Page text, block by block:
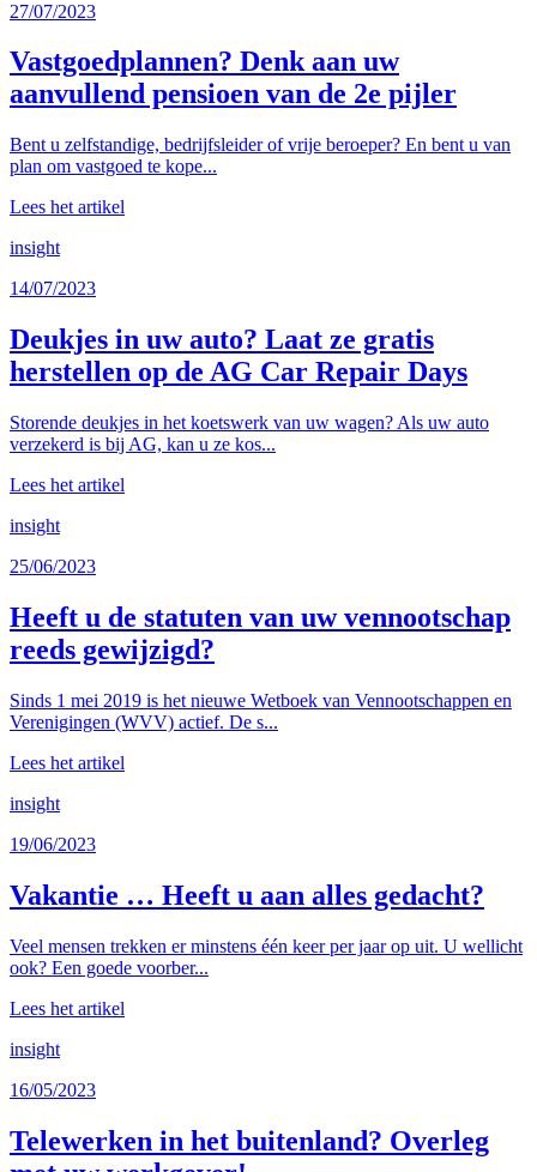
27/07/2023
Vastgoedplannen? Denk aan uw
aanvullend pensioen van de 2e pijler
Bent u zelfstandige, bedrijfsleider of vrije beroeper? En bent u van
plan om vastgoed te kope...
Lees het artikel
insight
14/07/2023
Deukjes in uw auto? Laat ze gratis
herstellen op de AG Car Repair Days
Storende deukjes in het koetswerk van uw wagen? Als uw auto
verzekerd is bij AG, kan u ze kos...
Lees het artikel
insight
25/06/2023
Heeft u de statuten van uw vennootschap
reeds gewijzigd?
Sinds 1 mei 2019 is het nieuwe Wetboek van Vennootschappen en
Verenigingen (WVV) actief. De s...
Lees het artikel
insight
19/06/2023
Vakantie … Heeft u aan alles gedacht?
Veel mensen trekken er minstens één keer per jaar op uit. U wellicht
ook? Een goede voorber...
Lees het artikel
insight
16/05/2023
Telewerken in het buitenland? Overleg